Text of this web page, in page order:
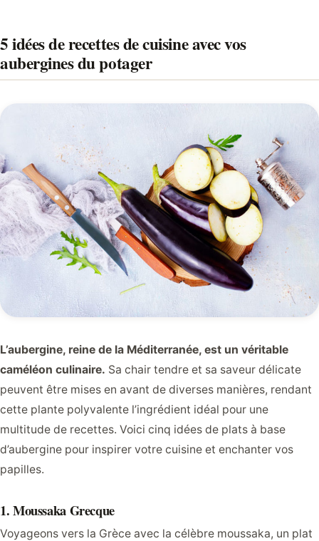
5 idées de recettes de cuisine avec vos
aubergines du potager
L’aubergine, reine de la Méditerranée, est un véritable
caméléon culinaire. Sa chair tendre et sa saveur délicate
peuvent être mises en avant de diverses manières, rendant
cette plante polyvalente l’ingrédient idéal pour une
multitude de recettes. Voici cinq idées de plats à base
d’aubergine pour inspirer votre cuisine et enchanter vos
papilles.
1. Moussaka Grecque
Voyageons vers la Grèce avec la célèbre moussaka, un plat